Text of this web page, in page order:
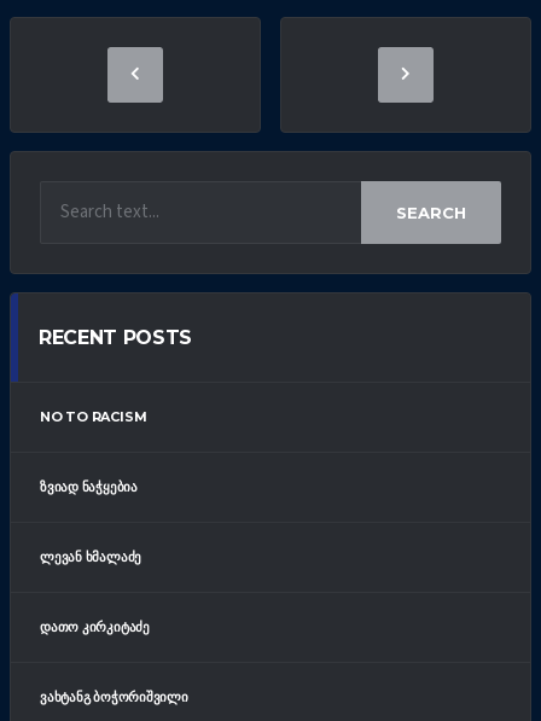
SEARCH
RECENT POSTS
NO TO RACISM
ᲖᲕᲘᲐᲓ ᲜᲐᲭᲧᲔᲑᲘᲐ
ᲚᲔᲕᲐᲜ ᲮᲛᲐᲚᲐᲫᲔ
ᲓᲐᲗᲝ ᲙᲘᲠᲙᲘᲢᲐᲫᲔ
ᲕᲐᲮᲢᲐᲜᲒ ᲑᲝᲭᲝᲠᲘᲨᲕᲘᲚᲘ